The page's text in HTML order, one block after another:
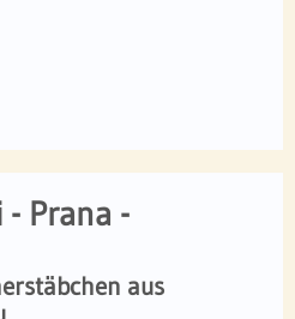
Prana -
aus